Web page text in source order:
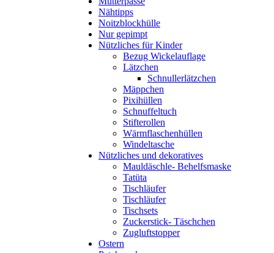
Nähtipps
Noitzblockhülle
Nur gepimpt
Nützliches für Kinder
Bezug Wickelauflage
Lätzchen
Schnullerlätzchen
Mäppchen
Pixihüllen
Schnuffeltuch
Stifterollen
Wärmflaschenhüllen
Windeltasche
Nützliches und dekoratives
Mauldäschle- Behelfsmaske
Tatüta
Tischläufer
Tischläufer
Tischsets
Zuckerstick- Täschchen
Zugluftstopper
Ostern